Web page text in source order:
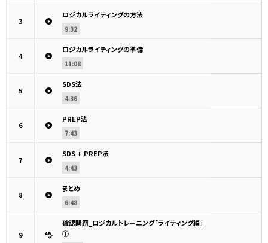
3
ロジカルライティングの方法
9:32
4
ロジカルライティングの準備
11:08
5
SDS法
4:36
6
PREP法
7:43
7
SDS + PREP法
4:43
8
まとめ
6:48
9
確認問題_ロジカルトレーニング「ライティング編」
①